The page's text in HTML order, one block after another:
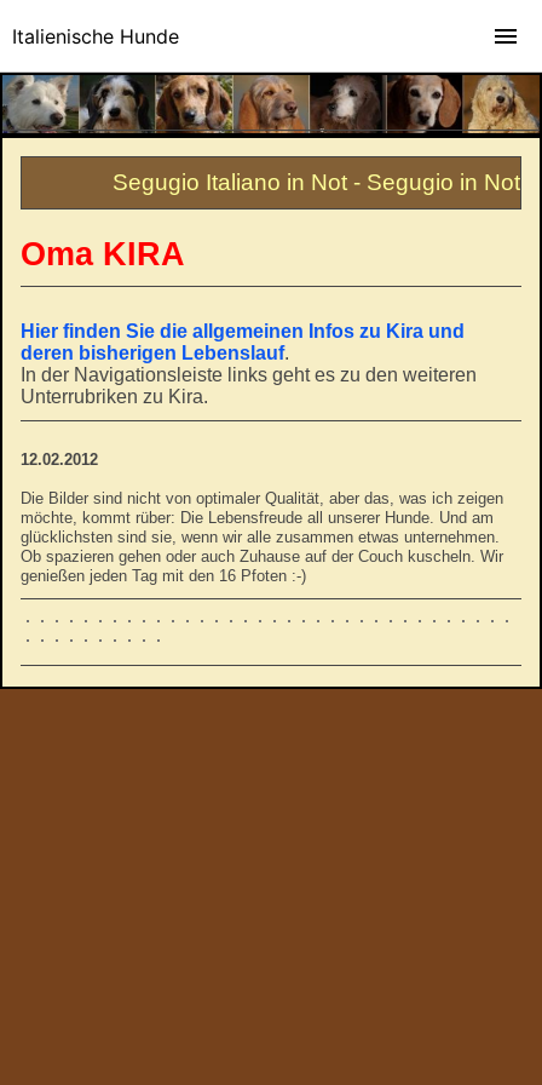
Segugio Italiano in Not - Segugio in Not
Oma KIRA
Hier finden Sie die allgemeinen Infos zu Kira und
deren bisherigen Lebenslauf.
In der Navigationsleiste links geht es zu den weiteren
Unterrubriken zu Kira.
12.02.2012
Die Bilder sind nicht von optimaler Qualität, aber das, was ich zeigen
möchte, kommt rüber: Die Lebensfreude all unserer Hunde. Und am
glücklichsten sind sie, wenn wir alle zusammen etwas unternehmen.
Ob spazieren gehen oder auch Zuhause auf der Couch kuscheln. Wir
genießen jeden Tag mit den 16 Pfoten :-)
Italienische Hunde